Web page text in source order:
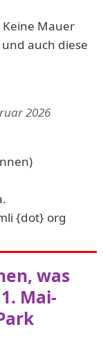
Mauer
auch diese
2026
{dot} org
was
Mai-